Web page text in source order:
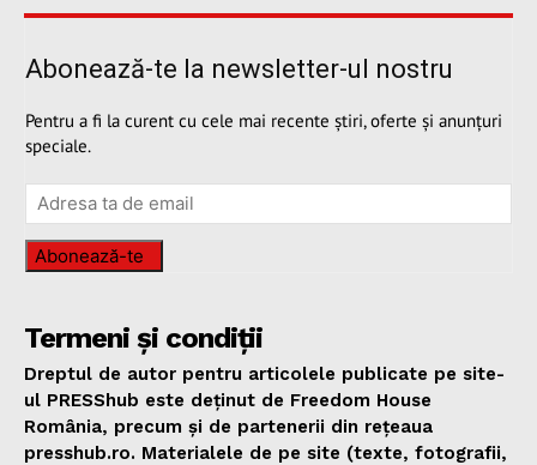
Abonează-te la newsletter-ul nostru
Pentru a fi la curent cu cele mai recente știri, oferte și anunțuri
speciale.
Abonează-te
Termeni și condiții
Dreptul de autor pentru articolele publicate pe site-
ul PRESShub este deținut de Freedom House
România, precum și de partenerii din rețeaua
presshub.ro. Materialele de pe site (texte, fotografii,